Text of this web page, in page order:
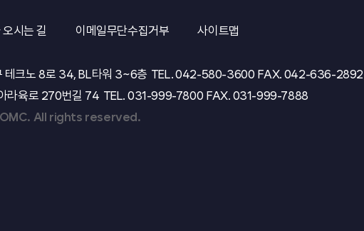
시는 길 이메일무단수집거부 사이트맵
테크노 8로 34, BL타워 3~6층 TEL.042-580-3600 FAX. 042-636-2892
라육로 270번길 74 TEL. 031-999-7800 FAX. 031-999-7888
All rights reserved.